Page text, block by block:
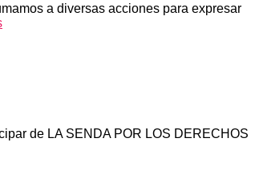
a diversas acciones para expresar
de LA SENDA POR LOS DERECHOS